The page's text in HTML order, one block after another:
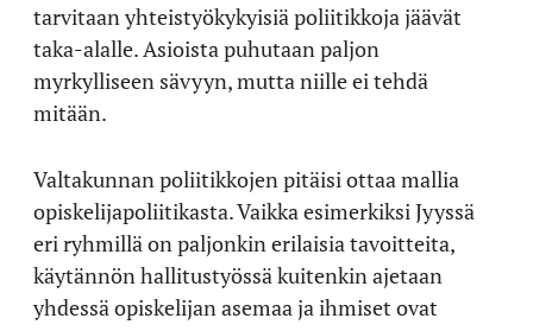
tarvitaan yhteistyökykyisiä poliitikkoja jäävät
taka-alalle. Asioista puhutaan paljon
myrkylliseen sävyyn, mutta niille ei tehdä
mitään.
Valtakunnan poliitikkojen pitäisi ottaa mallia
opiskelijapoliitikasta. Vaikka esimerkiksi Jyyssä
eri ryhmillä on paljonkin erilaisia tavoitteita,
käytännön hallitustyössä kuitenkin ajetaan
yhdessä opiskelijan asemaa ja ihmiset ovat